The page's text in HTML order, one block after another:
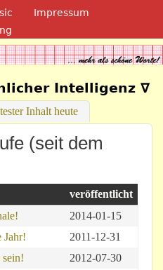
Impressum
Intelligenz ∇
Inhalt heute
(seit dem
veröffentlicht
2014-01-15
Jahr!
2011-12-31
sein! 2012-07-30